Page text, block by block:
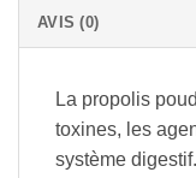
AVIS (0)
La propolis
toxines, les
système